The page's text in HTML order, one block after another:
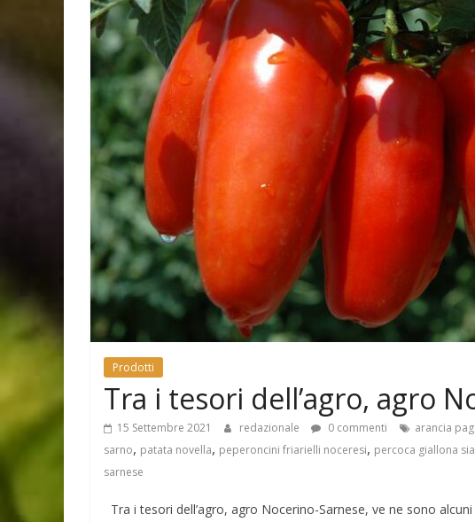
Prodotti
Tra i tesori dell’agro, agro
15 Settembre 2021 redazionale 0 commenti arancia
sarno, patata novella, peperoncini friarielli noceresi, percoca giallona
sarnese
Tra i tesori dell’agro, agro Nocerino-Sarnese, ve ne sono